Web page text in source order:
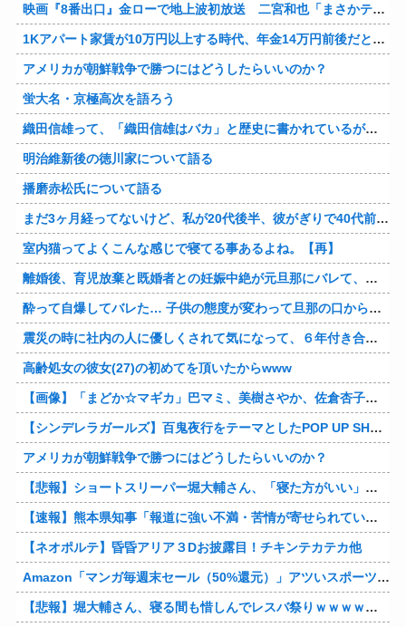
映画『8番出口』金ローで地上波初放送 二宮和也「まさかテレビにまで迷い込んでしまうとは」
1Kアパート家賃が10万円以上する時代、年金14万円前後だと賃貸の人は無理じゃね？
アメリカが朝鮮戦争で勝つにはどうしたらいいのか？
蛍大名・京極高次を語ろう
織田信雄って、「織田信雄はバカ」と歴史に書かれているが今まで家が残っているんでバカではないよな？
明治維新後の徳川家について語る
播磨赤松氏について語る
まだ3ヶ月経ってないけど、私が20代後半、彼がぎりで40代前半でＷ不倫中。計画している彼との二泊三日の旅行、早く行けるといいな♪
室内猫ってよくこんな感じで寝てる事あるよね。【再】
離婚後、育児放棄と既婚者との妊娠中絶が元旦那にバレて、養育費の支払いが止まった… 私が正社員で働くまで止めると言われてるけど、女として生きたいの。
酔って自爆してバレた… 子供の態度が変わって旦那の口から離婚って言葉が出て、急速に現実に引き戻されたっていうか、あー私本当にしちゃいけないことしてたんだなと思い知った。
震災の時に社内の人に優しくされて気になって、６年付き合った彼に別れを告げました。その時新たな好きな人に夢中で元彼はどうでもよく思えました。今ははっきり言って後悔してます…
高齢処女の彼女(27)の初めてを頂いたからwww
【画像】「まどか☆マギカ」巴マミ、美樹さやか、佐倉杏子エロすぎ放課後えんこーハメ撮りどぴゅどぴゅエチエチが最高すぎる❣
【シンデレラガールズ】百鬼夜行をテーマとしたPOP UP SHOPが東京・大阪にて開催
アメリカが朝鮮戦争で勝つにはどうしたらいいのか？
【悲報】ショートスリーパー堀大輔さん、「寝た方がいい」などと誹謗中傷され配信中に泣き出してしまう
【速報】熊本県知事「報道に強い不満・苦情が寄せられている」→TBSの報道特集がまさにそれな件他
【ネオポルテ】昏昏アリア３Dお披露目！チキンテカテカ他
Amazon「マンガ毎週末セール（50%還元）」アツいスポーツマンガ祭り最終日到来！！！他
【悲報】堀大輔さん、寝る間も惜しんでレスバ祭りｗｗｗｗｗｗｗｗｗｗｗｗｗｗｗｗｗｗｗｗｗｗｗｗ他